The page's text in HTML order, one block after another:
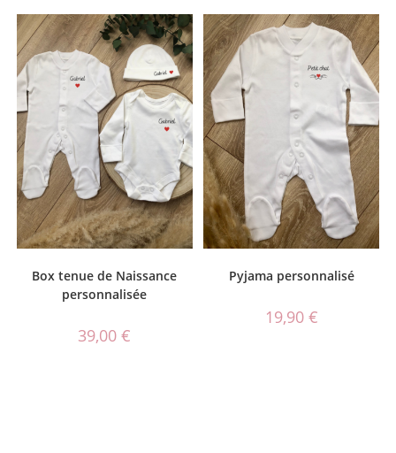
Box tenue de Naissance
personnalisée
39,00€
Pyjama personnalisé
19,90 €